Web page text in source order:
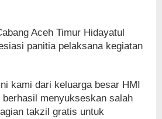
Aceh Timur Hidayatul
panitia pelaksana kegiatan
kami dari keluarga besar HMI
berhasil menyukseskan salah
takzil gratis untuk